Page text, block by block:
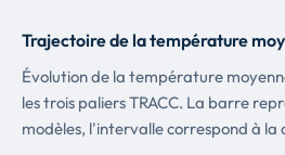
Trajectoire de la température
Évolution de la température
les trois paliers TRACC. La barre
modèles, l'intervalle correspond à la